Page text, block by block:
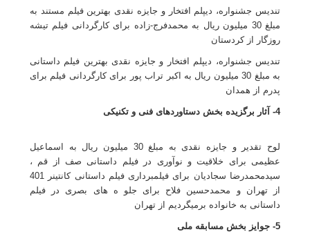
تندیس جشنواره، دیپلم افتخار و جایزه نقدی بهترین فیلم مستند به
مبلغ 30 میلیون ريال به محمدفرج-زاده برای کارگردانی فیلم تیشه
روزگار از کردستان
تندیس جشنواره، دیپلم افتخار و جایزه نقدی بهترین فیلم داستانی
به مبلغ 30 میلیون ريال به اکبر تراب پور برای کارگردانی فیلم برای
پدرم از همدان
4- آثار برگزیده بخش دستاوردهای فنی و تکنیکی
لوح تقدیر و جایزه نقدی به مبلغ 30 میلیون ريال به اسماعیل
عظیمی برای خلاقیت و نوآوری در فیلم داستانی صف از قم ،
سیدمحمدرضا سجادیان برای فیلمبرداری فیلم داستانی کانتینر 401
از تهران و محمدحسین فلاح برای جلو ه های بصری در فیلم
داستانی به خانواده برمیگردیم از تهران
5- جوایز بخش مسابقه ملی